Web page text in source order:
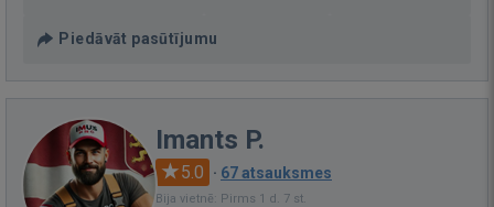
Piedāvāt pasūtījumu
Imants P.
5.0 · 67 atsauksmes
Bija vietnē: Pirms 1 d. 7 st.